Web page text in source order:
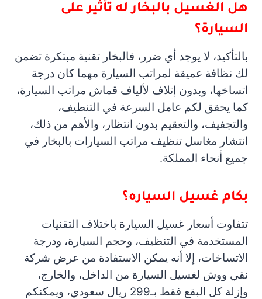
هل الغسيل بالبخار له تأثير على
السيارة؟
بالتأكيد، لا يوجد أي ضرر، فالبخار تقنية مبتكرة تضمن
لك نظافة عميقة لمراتب السيارة مهما كان درجة
اتساخها، وبدون إتلاف لألياف قماش مراتب السيارة،
كما يحقق لكم عامل السرعة في التنطيف،
والتجفيف، والتعقيم بدون انتظار، والأهم من ذلك،
انتشار مغاسل تنظيف مراتب السيارات بالبخار في
جميع أنحاء المملكة.
بكام غسيل السياره؟
تتفاوت أسعار غسيل السيارة باختلاف التقنيات
المستخدمة في التنظيف، وحجم السيارة، ودرجة
الاتساخات، إلا أنه يمكن الاستفادة من عرض شركة
نقي ووش لغسيل السيارة من الداخل، والخارج،
وإزلة كل البقع فقط بـ299 ريال سعودي، ويمكنكم